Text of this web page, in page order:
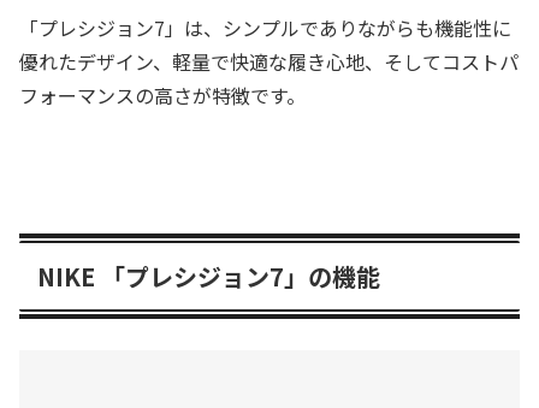
「プレシジョン7」は、シンプルでありながらも機能性に
優れたデザイン、軽量で快適な履き心地、そしてコストパ
フォーマンスの高さが特徴です。
NIKE 「プレシジョン7」の機能